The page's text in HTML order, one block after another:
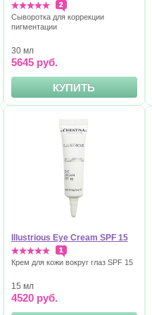
2
Сыворотка для коррекции
пигментации
30 мл
5645 руб.
КУПИТЬ
Illustrious Eye Cream SPF 15
1
Крем для кожи вокруг глаз SPF 15
15 мл
4520 руб.